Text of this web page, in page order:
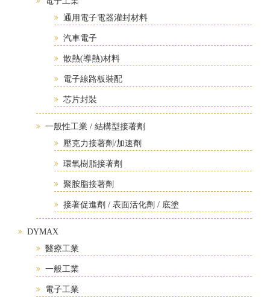
通用電子電器灌封材料
汽車電子
散熱(導熱)材料
電子線路板裝配
芯片封裝
一般性工業 / 結構型接著劑
壓克力接著劑/加速劑
環氧樹脂接著劑
聚胺脂接著劑
接著促進劑 / 表面活化劑 / 底塗
DYMAX
醫療工業
一般工業
電子工業